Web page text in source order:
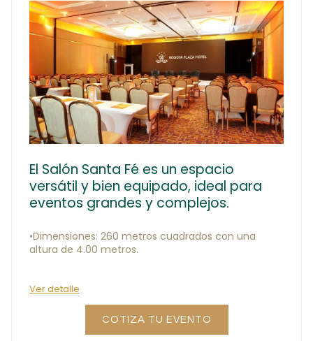
​​​​​​​El Salón Santa Fé es un espacio
versátil y bien equipado, ideal para
eventos grandes y complejos.
•Dimensiones: 260 metros cuadrados con una
altura de 4.00 metros.
Ver detalle
COTIZA TU EVENTO